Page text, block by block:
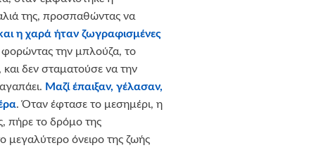
της, προσπαθώντας να
η χαρά ήταν ζωγραφισμένες
φορώντας την μπλούζα, το
και δεν σταματούσε να την
Μαζί έπαιξαν, γέλασαν,
. Όταν έφτασε το μεσημέρι, η
πήρε το δρόμο της
μεγαλύτερο όνειρο της ζωής